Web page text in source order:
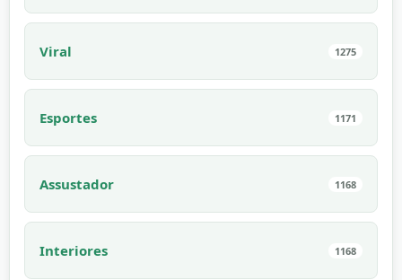
Viral 1275
Esportes 1171
Assustador 1168
Interiores 1168